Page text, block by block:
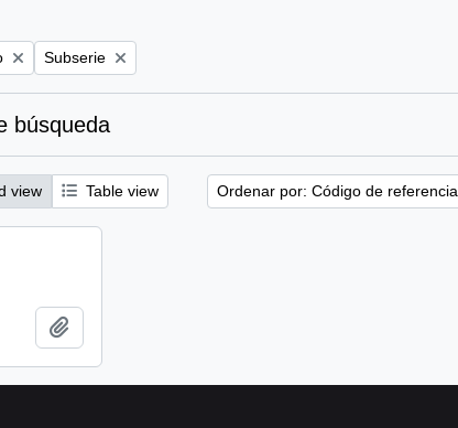
Remove filter:
Subserie
búsqueda
view Table view Ordenar por: Código de referencia